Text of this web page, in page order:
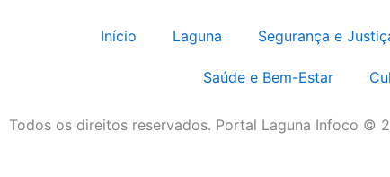
Início Laguna Segurança e
Saúde e Bem-Estar
Todos os direitos reservados. Portal Laguna Infoco ©